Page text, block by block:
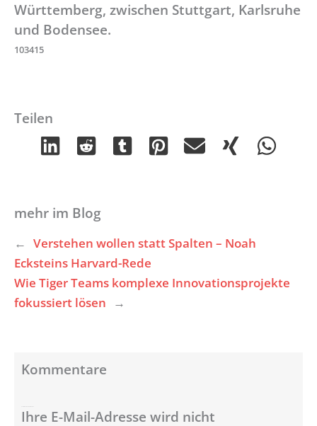
Württemberg, zwischen Stuttgart, Karlsruhe
und Bodensee.
103415
Teilen
mehr im Blog
← Verstehen wollen statt Spalten – Noah
Ecksteins Harvard-Rede
Wie Tiger Teams komplexe Innovationsprojekte
fokussiert lösen
→
Kommentare
Ihre E-Mail-Adresse wird nicht